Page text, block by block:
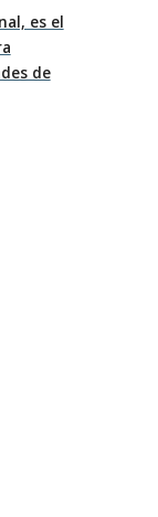
es el
de